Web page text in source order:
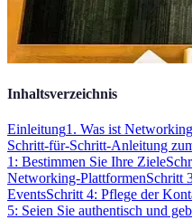
Inhaltsverzeichnis
Einleitung1. Was ist
Schritt-für-Schritt-Anleitung
1: Bestimmen Sie Ihre Ziele
Networking-PlattformenSchritt
EventsSchritt 4: Pflege der
5: Seien Sie authentisch und